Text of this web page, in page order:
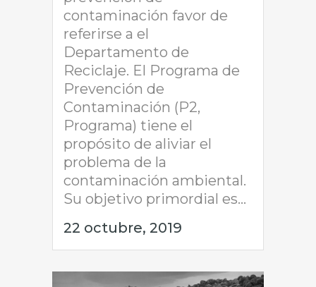
contaminación favor de
referirse a el
Departamento de
Reciclaje. El Programa de
Prevención de
Contaminación (P2,
Programa) tiene el
propósito de aliviar el
problema de la
contaminación ambiental.
Su objetivo primordial es...
22 octubre, 2019